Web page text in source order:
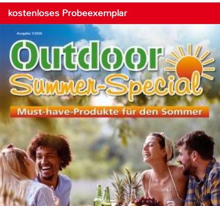
kostenloses Probeexemplar